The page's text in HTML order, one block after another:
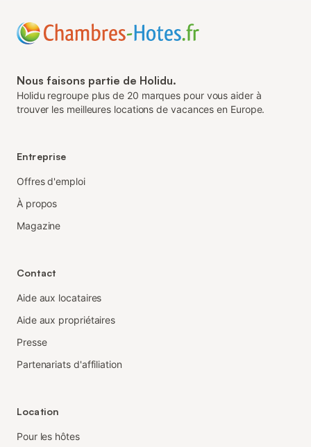
Nous faisons partie de Holidu.
Holidu regroupe plus de 20 marques pour vous aider à
trouver les meilleures locations de vacances en Europe.
Entreprise
Offres d'emploi
À propos
Magazine
Contact
Aide aux locataires
Aide aux propriétaires
Presse
Partenariats d'affiliation
Location
Pour les hôtes